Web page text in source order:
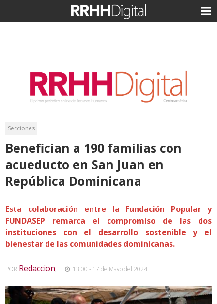
Secciones
Benefician a 190 familias con
acueducto en San Juan en
República Dominicana
Esta colaboración entre la Fundación Popular y
FUNDASEP remarca el compromiso de las dos
instituciones con el desarrollo sostenible y el
bienestar de las comunidades dominicanas.
POR Redaccion, 13:00 - 17 de Mayo del 2024